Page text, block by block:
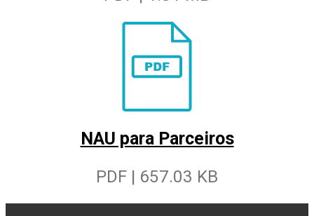
NAU para Parceiros
PDF | 657.03 KB